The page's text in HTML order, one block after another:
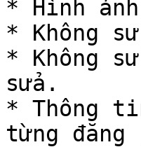
* Hình
* Không
* Không
sửa.
* Thông
từng